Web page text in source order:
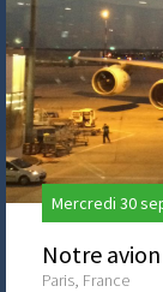
Mercredi 30
Notre
Paris, France